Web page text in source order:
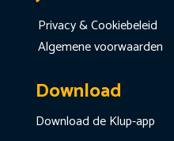
Privacy & Cookiebeleid
Algemene voorwaarden
Download
Download de Klup-app